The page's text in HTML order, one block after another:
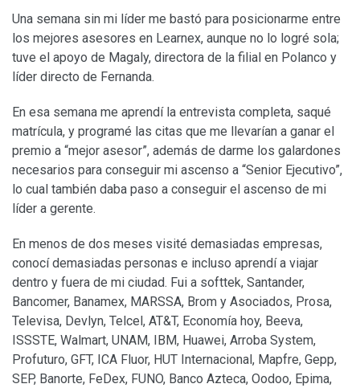
Una semana sin mi líder me bastó para posicionarme entre
los mejores asesores en Learnex, aunque no lo logré sola;
tuve el apoyo de Magaly, directora de la filial en Polanco y
líder directo de Fernanda.
En esa semana me aprendí la entrevista completa, saqué
matrícula, y programé las citas que me llevarían a ganar el
premio a “mejor asesor”, además de darme los galardones
necesarios para conseguir mi ascenso a “Senior Ejecutivo”,
lo cual también daba paso a conseguir el ascenso de mi
líder a gerente.
En menos de dos meses visité demasiadas empresas,
conocí demasiadas personas e incluso aprendí a viajar
dentro y fuera de mi ciudad. Fui a softtek, Santander,
Bancomer, Banamex, MARSSA, Brom y Asociados, Prosa,
Televisa, Devlyn, Telcel, AT&T, Economía hoy, Beeva,
ISSSTE, Walmart, UNAM, IBM, Huawei, Arroba System,
Profuturo, GFT, ICA Fluor, HUT Internacional, Mapfre, Gepp,
SEP, Banorte, FeDex, FUNO, Banco Azteca, Oodoo, Epima,